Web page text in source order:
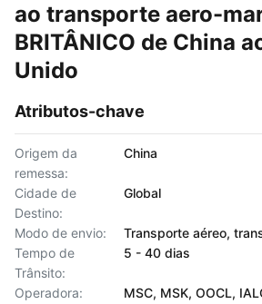
ao transporte aero-
BRITÂNICO de China
Unido
Atributos-chave
Origem da
remessa:
China
Cidade de
Destino:
Global
Modo de envio:
Transporte aéreo,
Tempo de
Trânsito:
5 - 40 dias
Operadora:
MSC, MSK, OOCL,